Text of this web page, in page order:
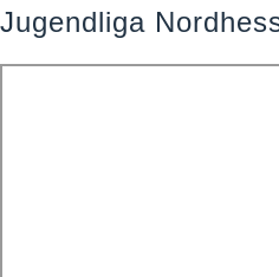
Jugendliga